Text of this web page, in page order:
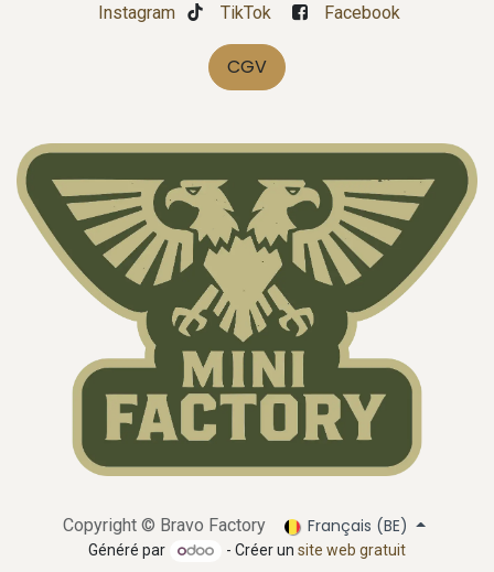
Instagram
TikTok Facebook
CGV
Copyright © Bravo Factory Français (BE)
Généré par - Créer un site web gratuit